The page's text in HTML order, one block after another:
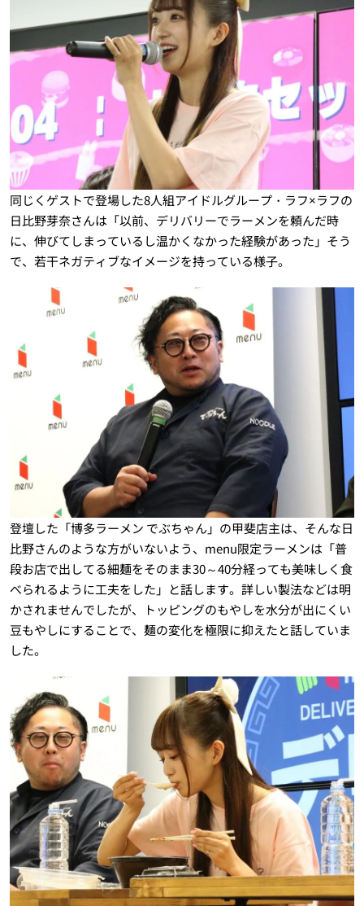
同じくゲストで登場した8人組アイドルグループ・ラフ×ラフの
日比野芽奈さんは「以前、デリバリーでラーメンを頼んだ時
に、伸びてしまっているし温かくなかった経験があった」そう
で、若干ネガティブなイメージを持っている様子。
登壇した「博多ラーメン でぶちゃん」の甲斐店主は、そんな日
比野さんのような方がいないよう、menu限定ラーメンは「普
段お店で出してる細麺をそのまま30～40分経っても美味しく食
べられるように工夫をした」と話します。詳しい製法などは明
かされませんでしたが、トッピングのもやしを水分が出にくい
豆もやしにすることで、麺の変化を極限に抑えたと話していま
した。